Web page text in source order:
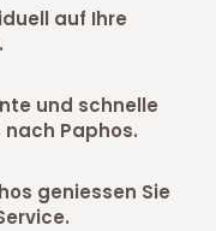
auf Ihre
und schnelle
Paphos.
geniessen Sie